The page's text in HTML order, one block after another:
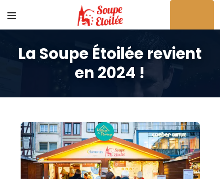
Acheter en ligne
La Soupe Étoilée revient
en 2024 !